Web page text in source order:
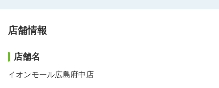
店舗情報
店舗名
イオンモール広島府中店